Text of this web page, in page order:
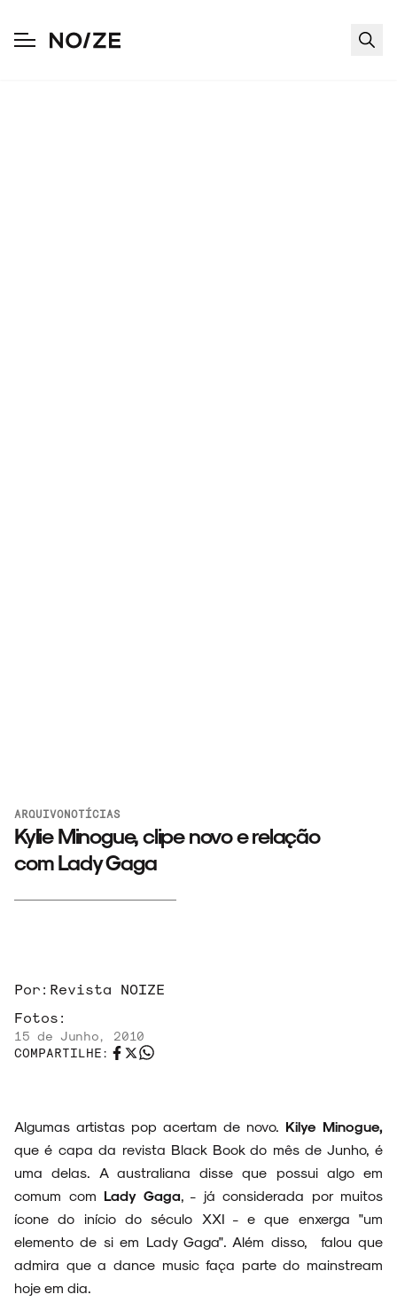
ARQUIVO
ESPECIAIS
FAIXA A FAIXA
ARQUIVONOTÍCIAS
Kylie Minogue, clipe novo e relação
com Lady Gaga
Por: Revista NOIZE
Fotos:
15 de Junho, 2010
COMPARTILHE:
Algumas artistas pop acertam de novo. Kilye Minogue,
que é capa da revista Black Book do mês de Junho, é
uma delas. A australiana disse que possui algo em
comum com Lady Gaga, - já considerada por muitos
ícone do início do século XXI - e que enxerga "um
elemento de si em Lady Gaga". Além disso, falou que
admira que a dance music faça parte do mainstream
hoje em dia.